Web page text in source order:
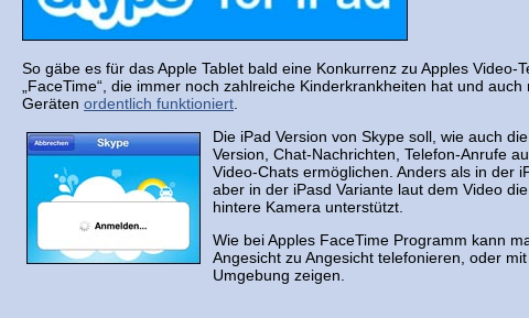
So gäbe es für das Apple Tablet bald eine Konkurrenz zu Apples Video-
„FaceTime“, die immer noch zahlreiche Kinderkrankheiten hat und
Geräten ordentlich funktioniert
Die iPad Version von Skype soll, wie auch
Version, Chat-Nachrichten, Telefon-Anrufe
Video-Chats ermöglichen. Anders als in der
aber in der iPasd Variante laut dem Video
hintere Kamera unterstützt.
Wie bei Apples FaceTime Programm kann
Angesicht zu Angesicht telefonieren, oder
Umgebung zeigen.